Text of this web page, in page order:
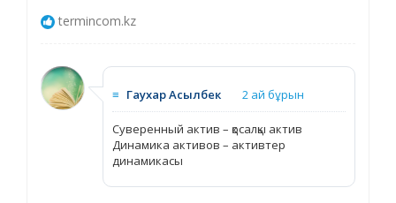
termincom.kz
≡ Гаухар Асылбек 2 ай бұрын
Суверенный актив – қосалқы актив
Динамика активов – активтер
динамикасы